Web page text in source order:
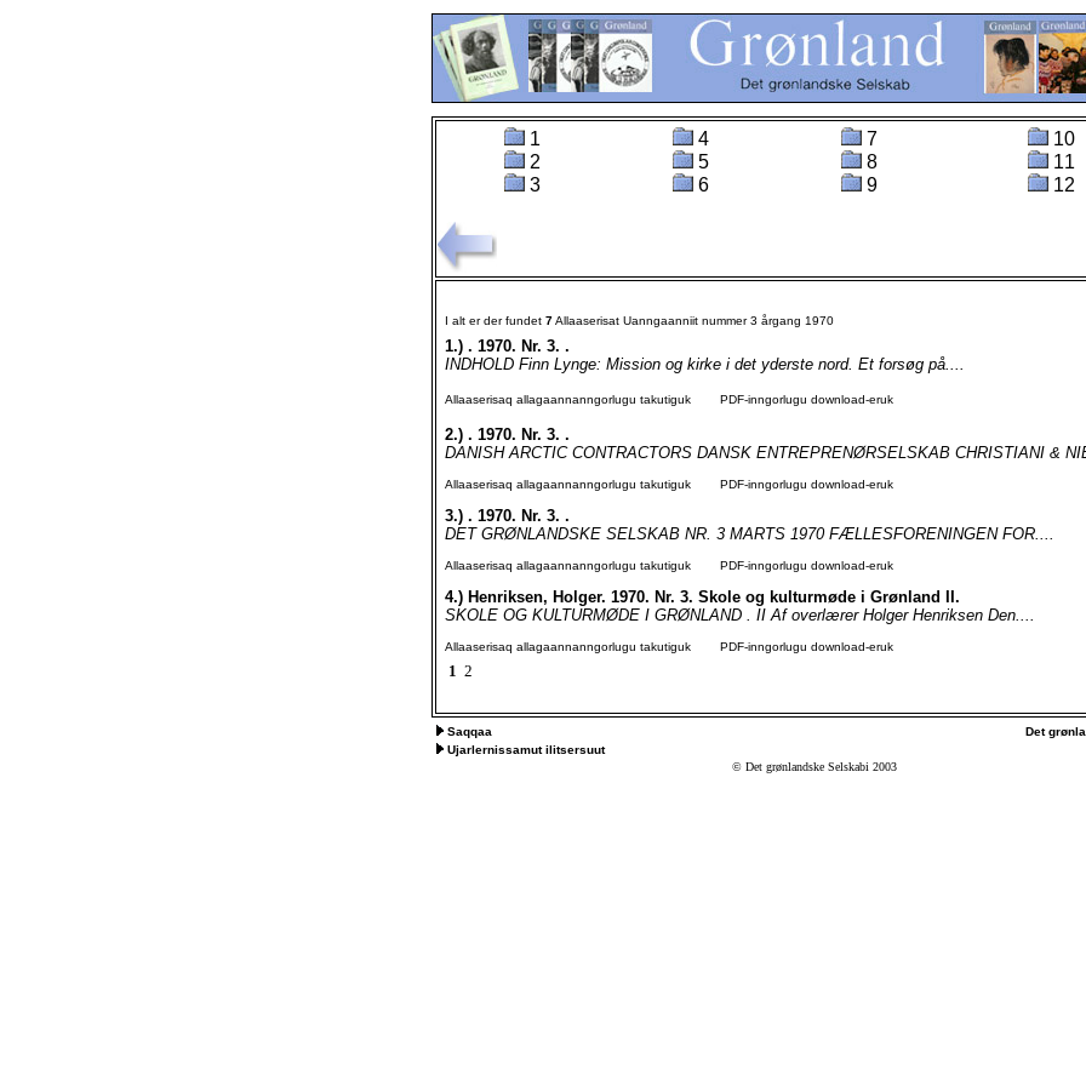
1
2
3
4
5
6
7
8
9
10
11
12
I alt er der fundet 7Allaaserisat Uanngaanniit nummer 3 årgang 1970
1.) . 1970. Nr. 3. .
INDHOLD Finn Lynge: Mission og kirke i det yderste nord. Et forsøg på....
Allaaserisaq allagaannanngorlugu takutiguk PDF-inngorlugu download-eruk
2.) . 1970. Nr. 3. .
DANISH ARCTIC CONTRACTORS DANSK ENTREPRENØRSELSKAB CHRISTIANI &
Allaaserisaq allagaannanngorlugu takutiguk PDF-inngorlugu download-eruk
3.) . 1970. Nr. 3. .
DET GRØNLANDSKE SELSKAB NR. 3 MARTS 1970 FÆLLESFORENINGEN FOR....
Allaaserisaq allagaannanngorlugu takutiguk PDF-inngorlugu download-eruk
4.) Henriksen, Holger. 1970. Nr. 3. Skole og kulturmøde i Grønland II.
SKOLE OG KULTURMØDE I GRØNLAND . II Af overlærer Holger Henriksen Den....
Allaaserisaq allagaannanngorlugu takutiguk PDF-inngorlugu download-eruk
1 2
Saqqaa
Det
Ujarlernissamut ilitsersuut
© Det grønlandske Selskabi 2003